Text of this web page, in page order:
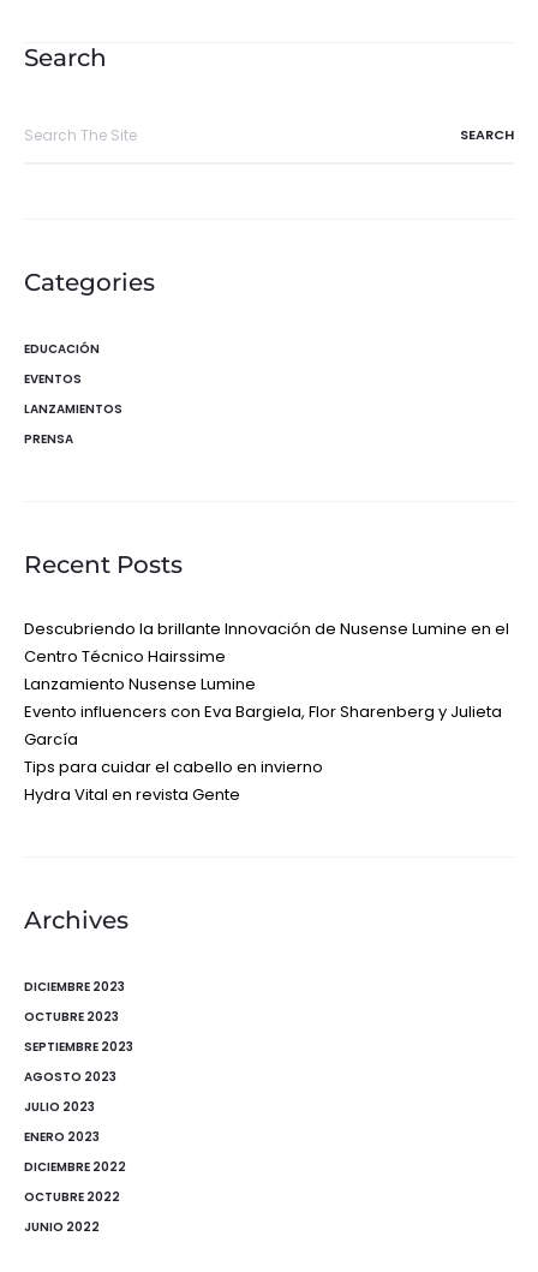
entradas
Search
Categories
EDUCACIÓN
EVENTOS
LANZAMIENTOS
PRENSA
Recent Posts
Descubriendo la brillante Innovación de Nusense Lumine en el
Centro Técnico Hairssime
Lanzamiento Nusense Lumine
Evento influencers con Eva Bargiela, Flor Sharenberg y Julieta
García
Tips para cuidar el cabello en invierno
Hydra Vital en revista Gente
Archives
DICIEMBRE 2023
OCTUBRE 2023
SEPTIEMBRE 2023
AGOSTO 2023
JULIO 2023
ENERO 2023
DICIEMBRE 2022
OCTUBRE 2022
JUNIO 2022